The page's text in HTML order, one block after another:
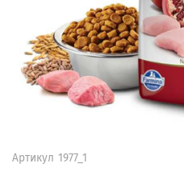
Артикул 1977_1